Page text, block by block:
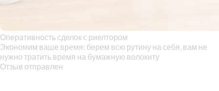
Оперативность сделок с риелтором
Экономим ваше время: берем всю рутину на себя, вам не
нужно тратить время на бумажную волокиту
Отзыв отправлен